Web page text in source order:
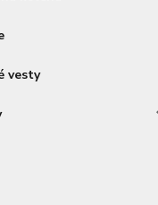
vesty